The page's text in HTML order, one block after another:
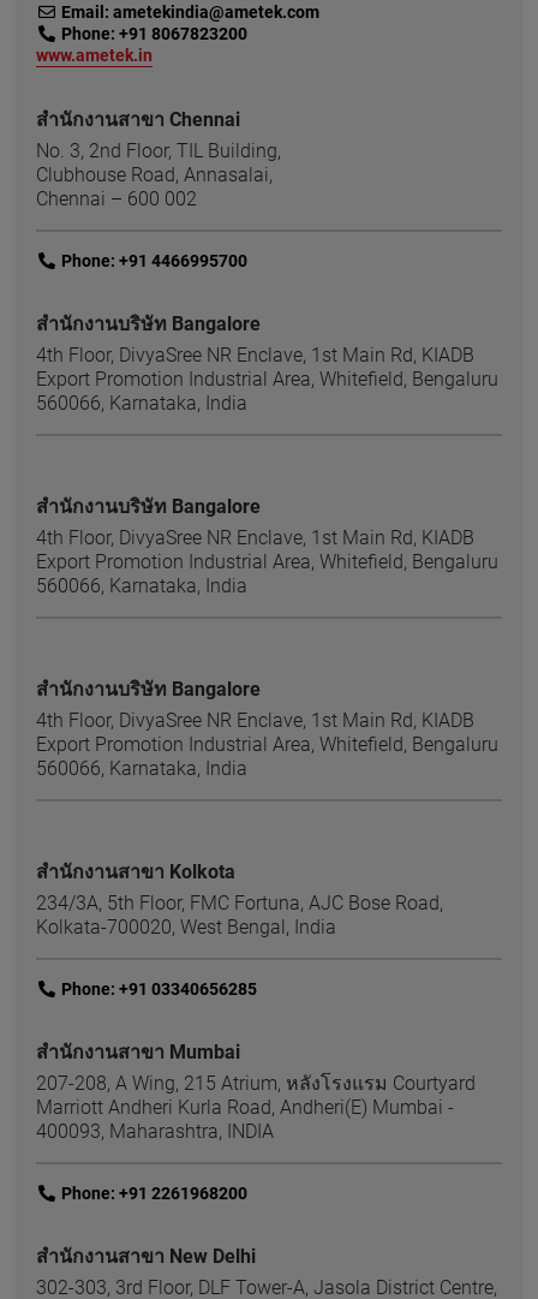
link Email: ametekindia@ametek.com
link Phone: +91 8067823200
link
www.ametek.in
สำนักงานสาขา Chennai
No. 3, 2nd Floor, TIL Building,
Clubhouse Road, Annasalai,
Chennai – 600 002
link Phone: +91 4466995700
สำนักงานบริษัท Bangalore
4th Floor, DivyaSree NR Enclave, 1st Main Rd, KIADB
Export Promotion Industrial Area, Whitefield, Bengaluru
560066, Karnataka, India
สำนักงานบริษัท Bangalore
4th Floor, DivyaSree NR Enclave, 1st Main Rd, KIADB
Export Promotion Industrial Area, Whitefield, Bengaluru
560066, Karnataka, India
สำนักงานบริษัท Bangalore
4th Floor, DivyaSree NR Enclave, 1st Main Rd, KIADB
Export Promotion Industrial Area, Whitefield, Bengaluru
560066, Karnataka, India
สำนักงานสาขา Kolkota
234/3A, 5th Floor, FMC Fortuna, AJC Bose Road,
Kolkata-700020, West Bengal, India
link Phone: +91 03340656285
สำนักงานสาขา Mumbai
207-208, A Wing, 215 Atrium, หลังโรงแรม Courtyard
Marriott Andheri Kurla Road, Andheri(E) Mumbai -
400093, Maharashtra, INDIA
link Phone: +91 2261968200
สำนักงานสาขา New Delhi
302-303, 3rd Floor, DLF Tower-A, Jasola District Centre,